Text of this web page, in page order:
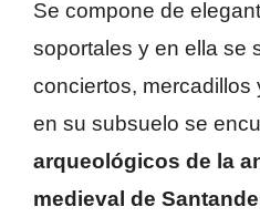
Se compone de
soportales y en ella se
conciertos, mercadillos
en su subsuelo se
arqueológicos de la
medieval de